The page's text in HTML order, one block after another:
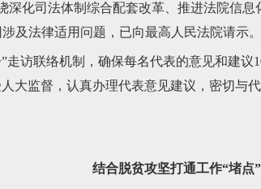
化司法体制综合配套改革、推进法院信息
及法律适用问题，已向最高人民法院请示。
联络机制，确保每名代表的意见和建议
大监督，认真办理代表意见建议，密切与
结合脱贫攻坚打通工作“堵点”